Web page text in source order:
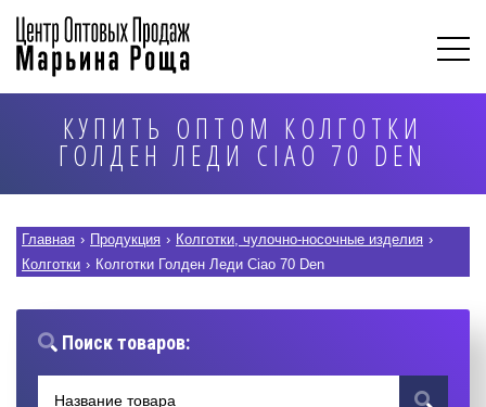
КУПИТЬ ОПТОМ КОЛГОТКИ
ГОЛДЕН ЛЕДИ CIAO 70 DEN
Главная › Продукция › Колготки, чулочно-носочные изделия ›
Колготки › Колготки Голден Леди Ciao 70 Den
Поиск товаров: